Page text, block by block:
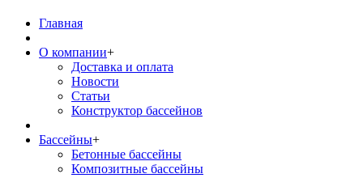
Главная
О компании+
Доставка и оплата
Новости
Статьи
Конструктор бассейнов
Бассейны+
Бетонные бассейны
Композитные бассейны